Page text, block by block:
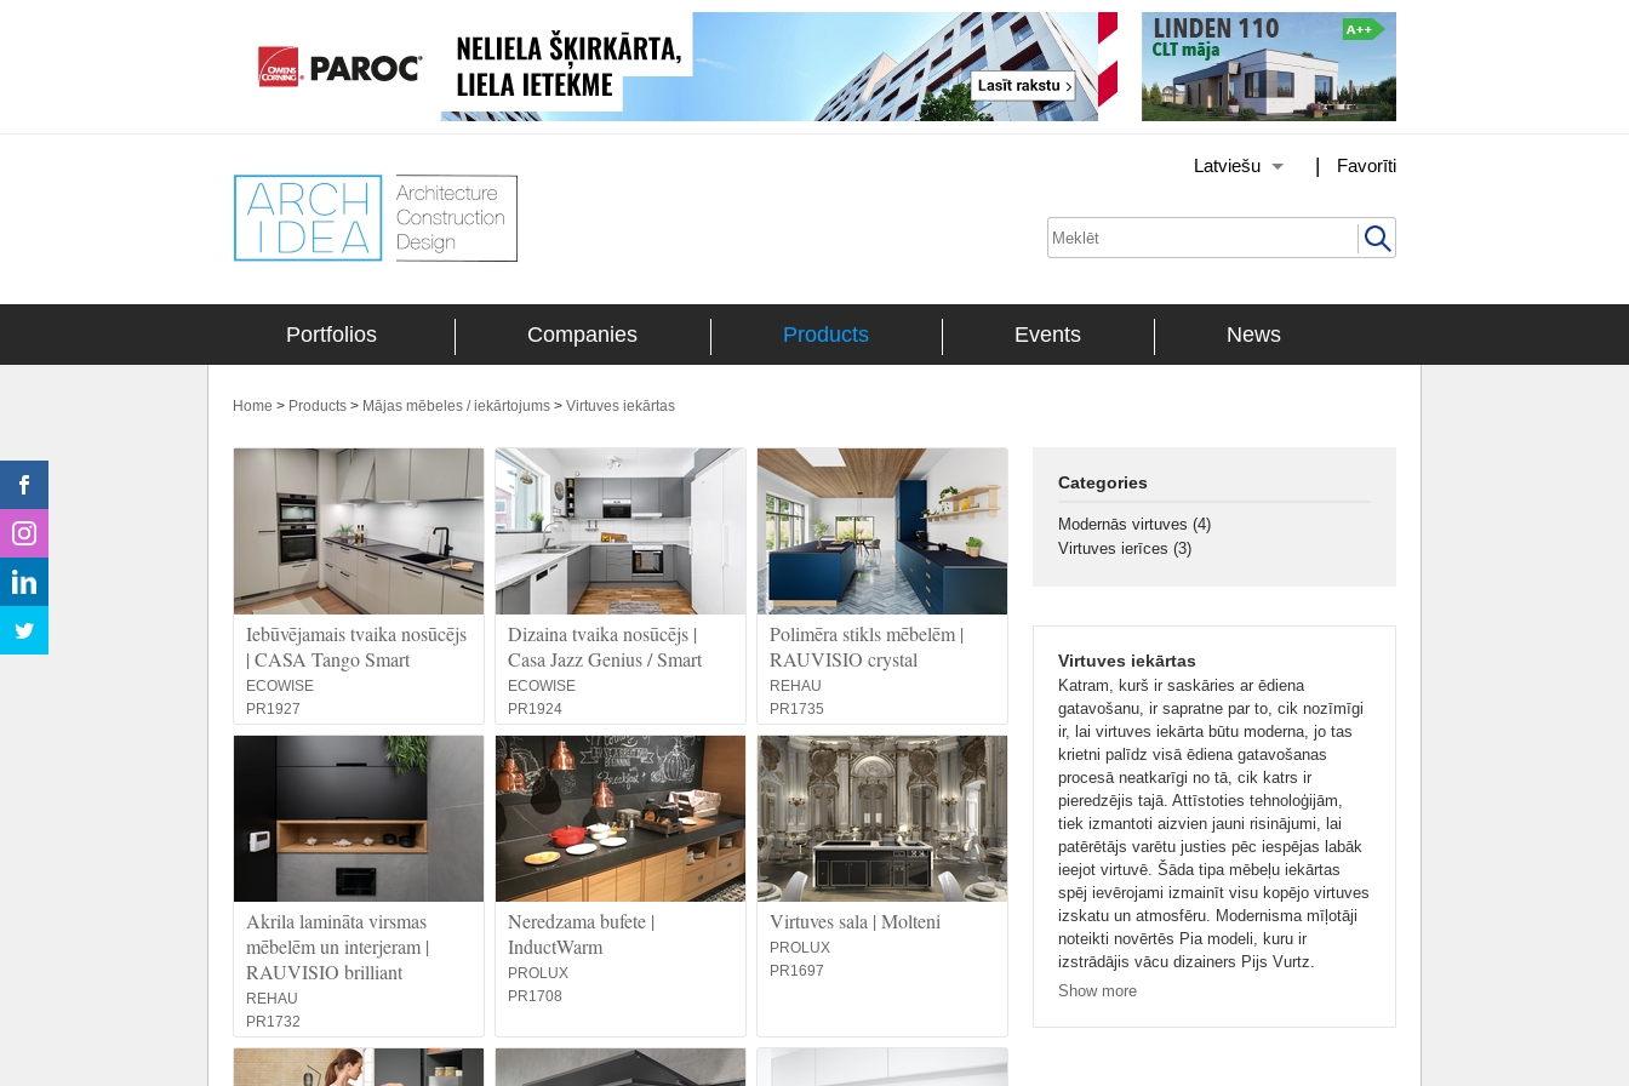
Favorīti
|
Latviešu
Portfolios Companies Products Events News
Home > Products > Mājas mēbeles / iekārtojums > Virtuves iekārtas
Iebūvējamais tvaika nosūcējs
| CASA Tango Smart
ECOWISE
PR1927
Dizaina tvaika nosūcējs |
Casa Jazz Genius / Smart
ECOWISE
PR1924
Polimēra stikls mēbelēm |
RAUVISIO crystal
REHAU
PR1735
Akrila lamināta virsmas
mēbelēm un interjeram |
RAUVISIO brilliant
REHAU
PR1732
Neredzama bufete |
InductWarm
PROLUX
PR1708
Virtuves sala | Molteni
PROLUX
PR1697
Categories
Modernās virtuves (4)
Virtuves ierīces (3)
Virtuves iekārtas
Katram, kurš ir saskāries ar ēdiena
gatavošanu, ir sapratne par to, cik nozīmīgi
ir, lai virtuves iekārta būtu moderna, jo tas
krietni palīdz visā ēdiena gatavošanas
procesā neatkarīgi no tā, cik katrs ir
pieredzējis tajā. Attīstoties tehnoloģijām,
tiek izmantoti aizvien jauni risinājumi, lai
patērētājs varētu justies pēc iespējas labāk
ieejot virtuvē. Šāda tipa mēbeļu iekārtas
spēj ievērojami izmainīt visu kopējo virtuves
izskatu un atmosfēru. Modernisma mīļotāji
noteikti novērtēs Pia modeli, kuru ir
izstrādājis vācu dizainers Pijs Vurtz.
Galvenais dizaina pamatā ir taisnas līnijas
skapīšiem un durtiņām nav rokturu. Tas ir
Show more